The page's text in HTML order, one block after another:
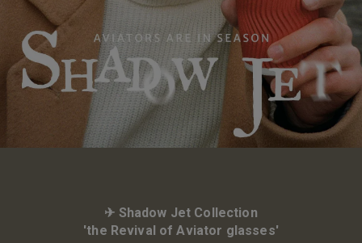
✈ Shadow Jet Collection
'the Revival of Aviator glasses'